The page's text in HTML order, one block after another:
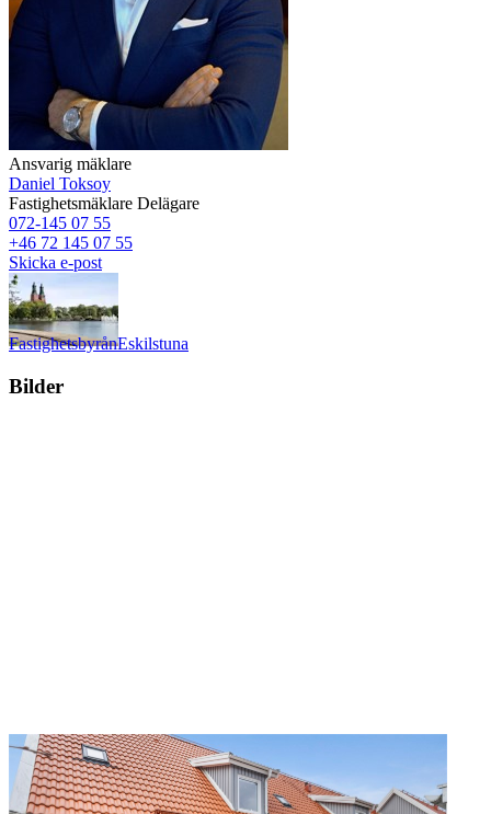
Ansvarig mäklare
Daniel Toksoy
Fastighetsmäklare Delägare
072-145 07 55
+46 72 145 07 55
Skicka e-post
FastighetsbyrånEskilstuna
Bilder